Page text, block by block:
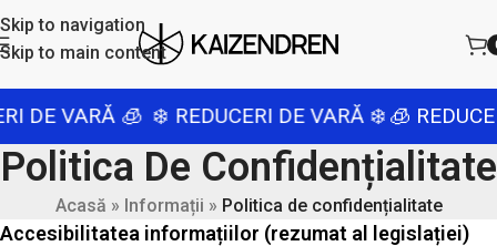
Skip to navigation
Skip to main content
VARĂ 🧊 ❄️ REDUCERI DE VARĂ ❄️🧊 REDUCERI
Politica De Confidențialitate
Acasă » Informații » Politica de confidențialitate
Accesibilitatea informațiilor (rezumat al legislației)